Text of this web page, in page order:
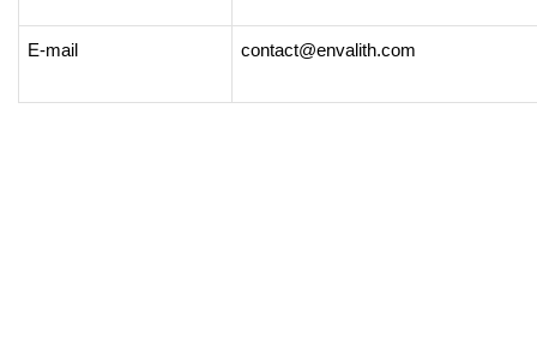
E-mail contact@envalith.com